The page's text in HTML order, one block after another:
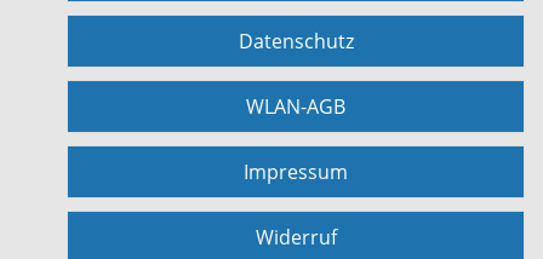
Datenschutz
WLAN-AGB
Impressum
Widerruf